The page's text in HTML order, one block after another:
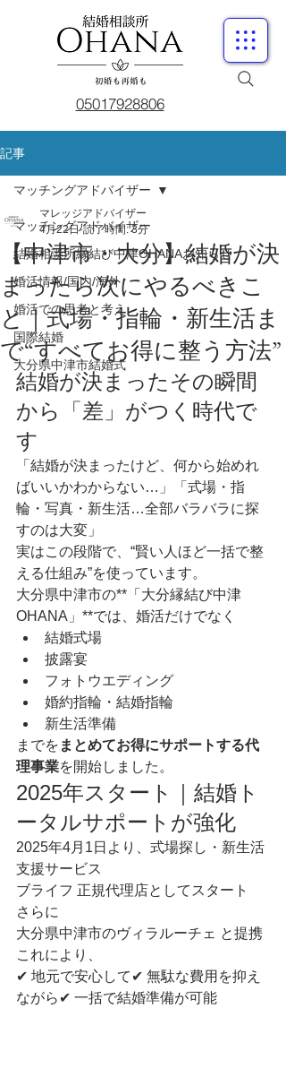
05017928806
記事
マッチングアドバイザー
結婚相談所縁結び中津OHANAお知らせ
婚活情報/国内/海外
婚活での思考と考え
国際結婚
大分県中津市結婚式
マッチングアドバイザー
【中津市・大分】結婚が決
まったら次にやるべきこ
と｜式場・指輪・新生活ま
で“すべてお得に整う方法”
マレッジアドバイザー
4月22日 読了時間: 3分
結婚が決まったその瞬間
から「差」がつく時代で
す
「結婚が決まったけど、何から始めれ
ばいいかわからない…」「式場・指
輪・写真・新生活…全部バラバラに探
すのは大変」
実はこの段階で、“賢い人ほど一括で整
える仕組み”を使っています。
大分県中津市の**「大分縁結び中津
OHANA」**では、婚活だけでなく
結婚式場
披露宴
フォトウエディング
婚約指輪・結婚指輪
新生活準備
までを まとめてお得にサポートする代
理事業を開始しました。
2025年スタート｜結婚ト
ータルサポートが強化
2025年4月1日より、式場探し・新生活
支援サービス
ブライフ 正規代理店としてスタート
さらに
大分県中津市のヴィラルーチェ と提携
これにより、
✔ 地元で安心して✔ 無駄な費用を抑え
ながら✔ 一括で結婚準備が可能